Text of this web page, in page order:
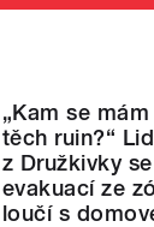
„Kam se
těch ruin?“
z Družkivky
evakuací ze
loučí s